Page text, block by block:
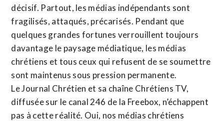
décisif. Partout, les médias indépendants sont
fragilisés, attaqués, précarisés. Pendant que
quelques grandes fortunes verrouillent toujours
davantage le paysage médiatique, les médias
chrétiens et tous ceux qui refusent de se soumettre
sont maintenus sous pression permanente.
Le Journal Chrétien et sa chaîne Chrétiens TV,
diffusée sur le canal 246 de la Freebox, n’échappent
pas à cette réalité. Oui, nos médias chrétiens